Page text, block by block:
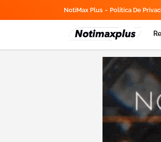
NotiMax Plus Política De